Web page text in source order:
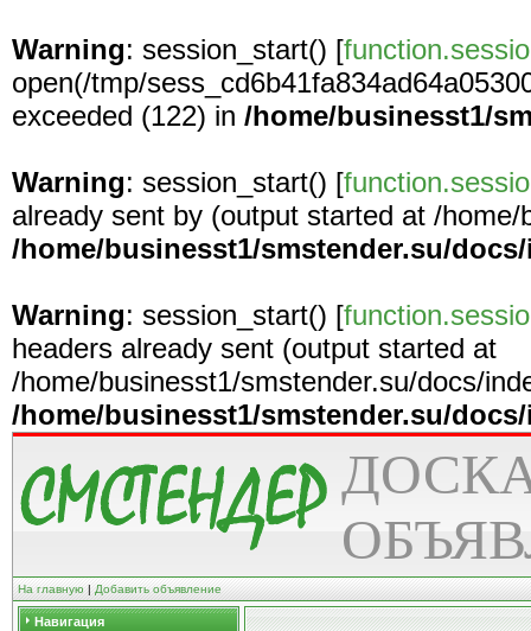
Warning: session_start() [
open(/tmp/
exceeded (122) in /home/businesst1/
Warning: session_start() [
already sent by (output started at /
/home/businesst1/smstender.su/
Warning: session_start() [
headers already sent (output started at
/home/businesst1/smstender.su/docs/
/home/businesst1/smstender.su/
На главную | Добавить объявление
Навигация